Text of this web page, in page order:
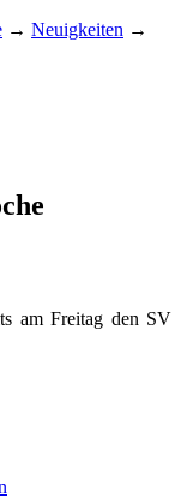
→ Neuigkeiten →
am Freitag den SV